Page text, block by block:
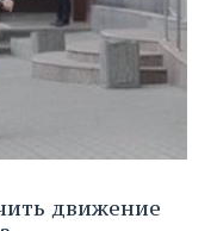
движение